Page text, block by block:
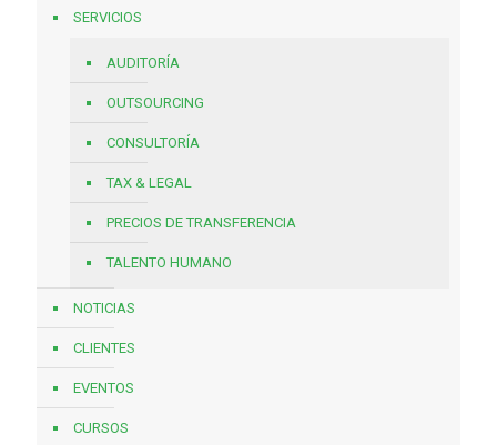
SERVICIOS
AUDITORÍA
OUTSOURCING
CONSULTORÍA
TAX & LEGAL
PRECIOS DE TRANSFERENCIA
TALENTO HUMANO
NOTICIAS
CLIENTES
EVENTOS
CURSOS